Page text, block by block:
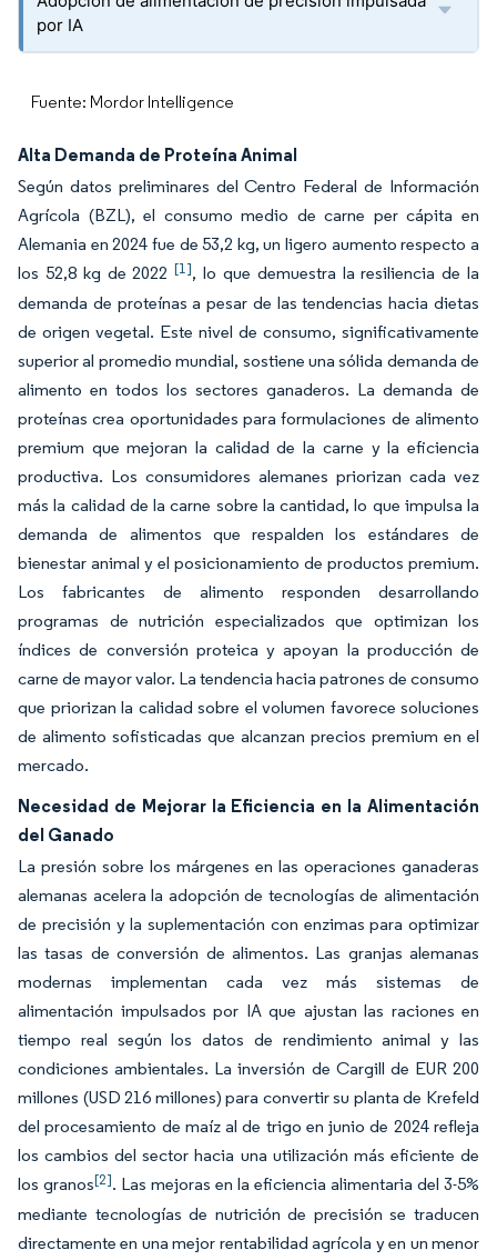
por IA
Fuente: Mordor Intelligence
Alta Demanda de Proteína Animal
Según datos preliminares del Centro Federal de Información
Agrícola (BZL), el consumo medio de carne per cápita en
Alemania en 2024 fue de 53,2 kg, un ligero aumento respecto a
los 52,8 kg de 2022[1], lo que demuestra la resiliencia de la
demanda de proteínas a pesar de las tendencias hacia dietas
de origen vegetal. Este nivel de consumo, significativamente
superior al promedio mundial, sostiene una sólida demanda de
alimento en todos los sectores ganaderos. La demanda de
proteínas crea oportunidades para formulaciones de alimento
premium que mejoran la calidad de la carne y la eficiencia
productiva. Los consumidores alemanes priorizan cada vez
más la calidad de la carne sobre la cantidad, lo que impulsa la
demanda de alimentos que respalden los estándares de
bienestar animal y el posicionamiento de productos premium.
Los fabricantes de alimento responden desarrollando
programas de nutrición especializados que optimizan los
índices de conversión proteica y apoyan la producción de
carne de mayor valor. La tendencia hacia patrones de consumo
que priorizan la calidad sobre el volumen favorece soluciones
de alimento sofisticadas que alcanzan precios premium en el
mercado.
Necesidad de Mejorar la Eficiencia en la Alimentación
del Ganado
La presión sobre los márgenes en las operaciones ganaderas
alemanas acelera la adopción de tecnologías de alimentación
de precisión y la suplementación con enzimas para optimizar
las tasas de conversión de alimentos. Las granjas alemanas
modernas implementan cada vez más sistemas de
alimentación impulsados por IA que ajustan las raciones en
tiempo real según los datos de rendimiento animal y las
condiciones ambientales. La inversión de Cargill de EUR 200
millones (USD 216 millones) para convertir su planta de Krefeld
del procesamiento de maíz al de trigo en junio de 2024 refleja
los cambios del sector hacia una utilización más eficiente de
los granos[2]. Las mejoras en la eficiencia alimentaria del 3-5%
mediante tecnologías de nutrición de precisión se traducen
directamente en una mejor rentabilidad agrícola y en un menor